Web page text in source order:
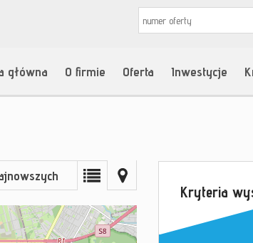
główna O firmie Oferta Inwestycje
Kryteria